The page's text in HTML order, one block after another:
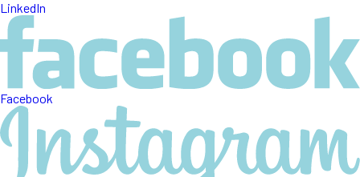
LinkedIn
Facebook